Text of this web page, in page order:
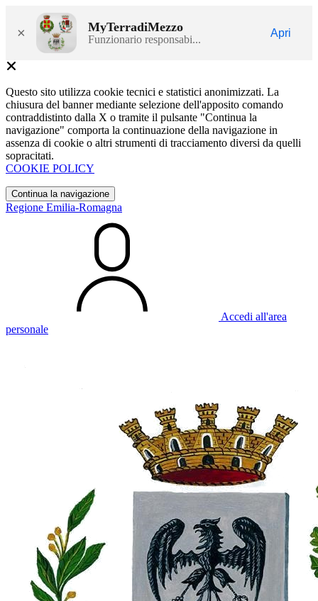
× MyTerradiMezzo
Funzionario responsabi...
Apri
Questo sito utilizza cookie tecnici e statistici anonimizzati. La
chiusura del banner mediante selezione dell'apposito comando
contraddistinto dalla X o tramite il pulsante "Continua la
navigazione" comporta la continuazione della navigazione in
assenza di cookie o altri strumenti di tracciamento diversi da quelli
sopracitati.
COOKIE POLICY
Continua la navigazione
Regione Emilia-Romagna
Accedi all'area
personale